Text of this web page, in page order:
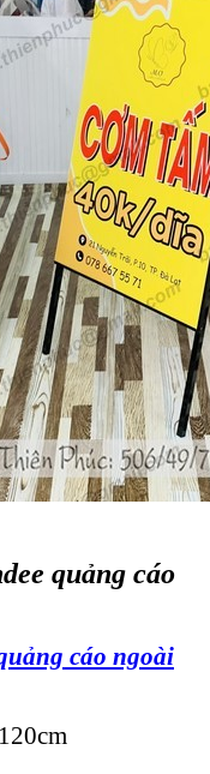
quảng cáo
cáo ngoài